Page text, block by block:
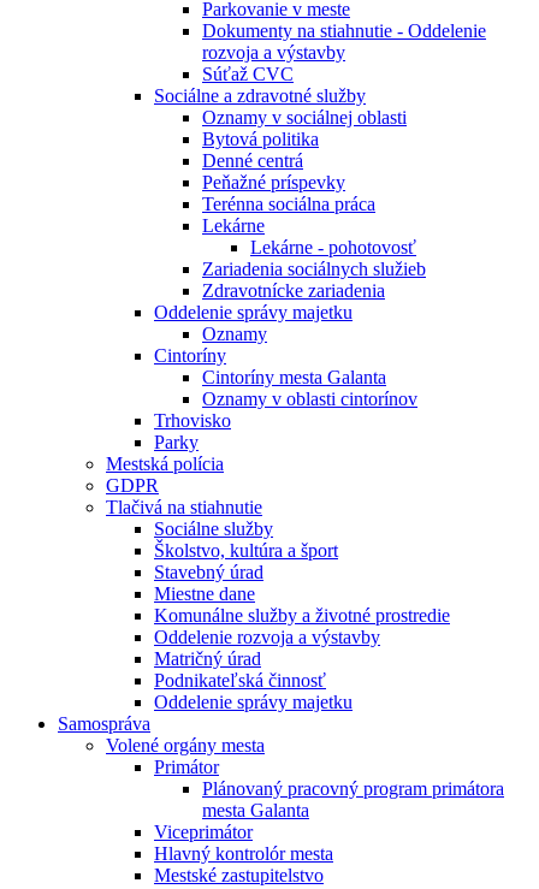
Parkovanie v meste
Dokumenty na stiahnutie - Oddelenie
rozvoja a výstavby
Súťaž CVC
Sociálne a zdravotné služby
Oznamy v sociálnej oblasti
Bytová politika
Denné centrá
Peňažné príspevky
Terénna sociálna práca
Lekárne
Lekárne - pohotovosť
Zariadenia sociálnych služieb
Zdravotnícke zariadenia
Oddelenie správy majetku
Oznamy
Cintoríny
Cintoríny mesta Galanta
Oznamy v oblasti cintorínov
Trhovisko
Parky
Mestská polícia
GDPR
Tlačivá na stiahnutie
Sociálne služby
Školstvo, kultúra a šport
Stavebný úrad
Miestne dane
Komunálne služby a životné prostredie
Oddelenie rozvoja a výstavby
Matričný úrad
Podnikateľská činnosť
Oddelenie správy majetku
Samospráva
Volené orgány mesta
Primátor
Plánovaný pracovný program primátora
mesta Galanta
Viceprimátor
Hlavný kontrolór mesta
Mestské zastupitelstvo